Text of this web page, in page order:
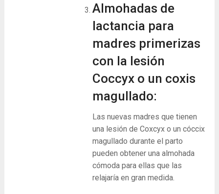
Almohadas de
lactancia para
madres primerizas
con la lesión
Coccyx o un coxis
magullado:
Las nuevas madres que tienen
una lesión de Coxcyx o un cóccix
magullado durante el parto
pueden obtener una almohada
cómoda para ellas que las
relajaría en gran medida.